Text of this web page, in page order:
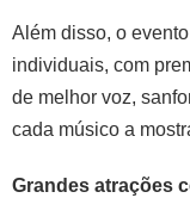
Além disso, o
individuais, com
de melhor voz,
cada músico a
Grandes atrações